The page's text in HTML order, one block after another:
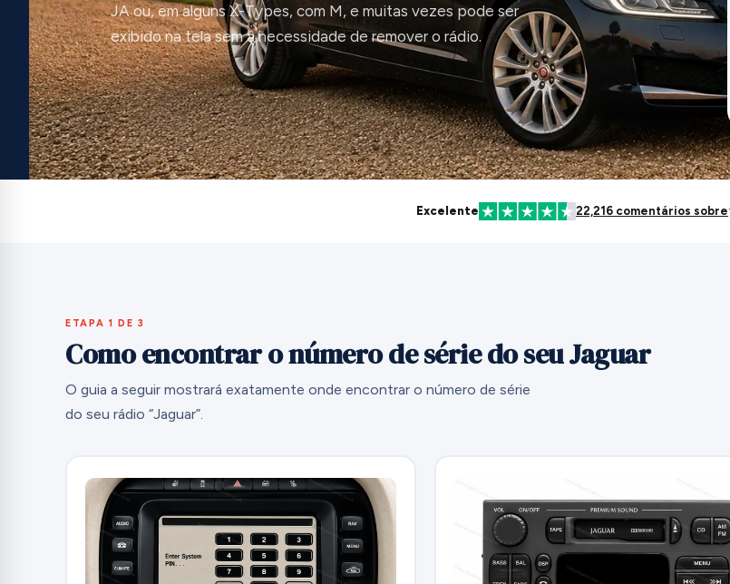
JA ou, em alguns X-Types, com M, e muitas vezes pode ser
exibido na tela sem a necessidade de remover o rádio.
Excelente 22,216 comentários sobre
ETAPA 1 DE 3
Como encontrar o número de série do seu Jaguar
O guia a seguir mostrará exatamente onde encontrar o número de série
do seu rádio “Jaguar”.